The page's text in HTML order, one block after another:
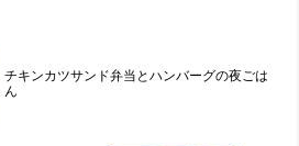
チキンカツサンド弁当とハンバーグの夜ごは
ん